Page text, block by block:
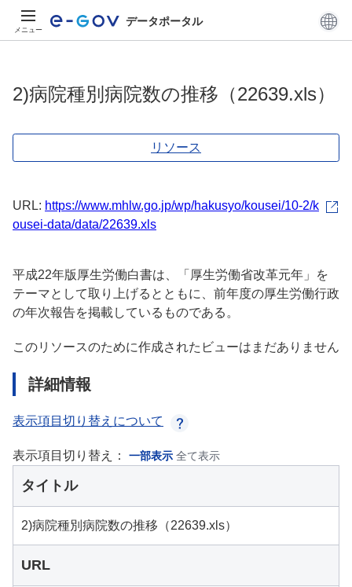
メニュー
データポータル
2)病院種別病院数の推移（22639.xls）
リソース
URL: https://www.mhlw.go.jp/wp/hakusyo/kousei/10-2/k
ousei-data/data/22639.xls
平成22年版厚生労働白書は、「厚生労働省改革元年」を
テーマとして取り上げるとともに、前年度の厚生労働行政
の年次報告を掲載しているものである。
このリソースのために作成されたビューはまだありません
詳細情報
表示項目切り替えについて
表示項目切り替え： 一部表示 全て表示
タイトル
2)病院種別病院数の推移（22639.xls）
URL